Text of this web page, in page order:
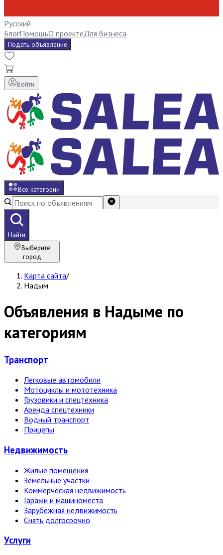
Русский
БлогПомощьО проектеДля бизнеса
Подать объявление
Войти
Все категории
Найти
Выберите
город
Карта сайта/
Надым
Объявления в Надыме по
категориям
Транспорт
Легковые автомобили
Мотоциклы и мототехника
Грузовики и спецтехника
Аренда спецтехники
Водный транспорт
Прицепы
Недвижи­мость
Жилые помещения
Земельные участки
Коммерческая недвижимость
Гаражи и машиноместа
Зарубежная недвижимость
Снять долгосрочно
Услуги